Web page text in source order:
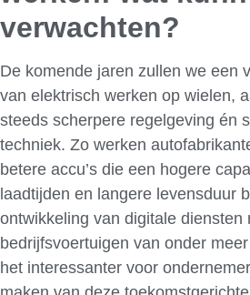
verwachten?
De komende jaren zullen we een
van elektrisch werken op wielen,
steeds scherpere regelgeving én
techniek. Zo werken
betere accu’s die een hogere
laadtijden en langere levensduur
ontwikkeling van digitale diensten
bedrijfsvoertuigen van onder
het interessanter voor